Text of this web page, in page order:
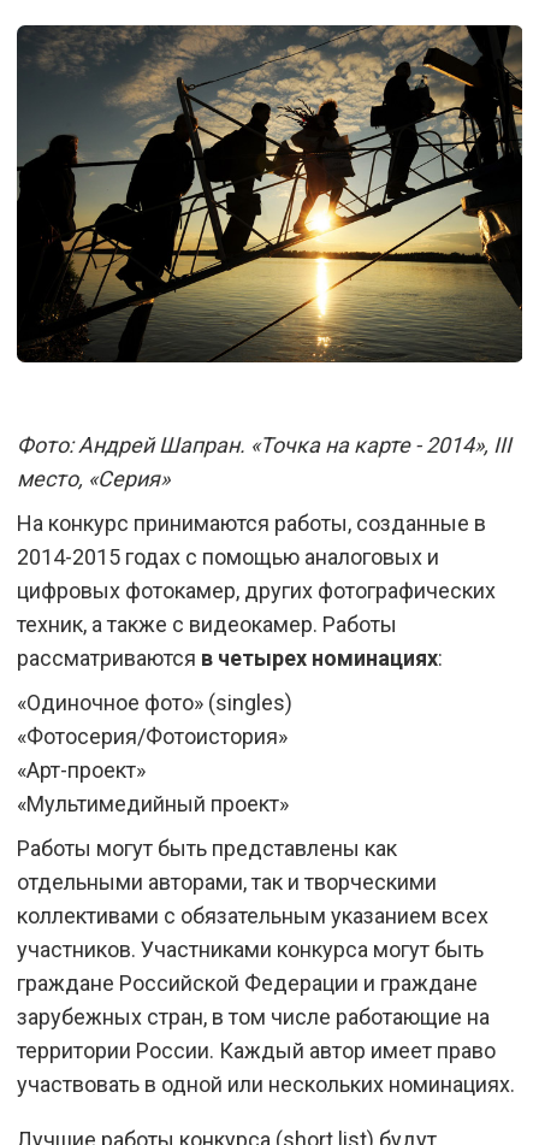
Фото: Андрей Шапран. «Точка на карте - 2014», III
место, «Серия»
На конкурс принимаются работы, созданные в
2014-2015 годах с помощью аналоговых и
цифровых фотокамер, других фотографических
техник, а также с видеокамер. Работы
рассматриваются в четырех номинациях:
«Одиночное фото» (singles)
«Фотосерия/Фотоистория»
«Арт-проект»
«Мультимедийный проект»
Работы могут быть представлены как
отдельными авторами, так и творческими
коллективами с обязательным указанием всех
участников. Участниками конкурса могут быть
граждане Российской Федерации и граждане
зарубежных стран, в том числе работающие на
территории России. Каждый автор имеет право
участвовать в одной или нескольких номинациях.
Лучшие работы конкурса (short list) будут